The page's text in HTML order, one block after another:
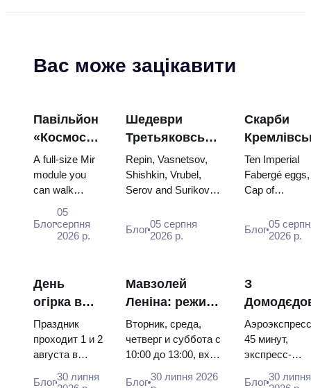
Вас може зацікавити
Павільйон
«Космос»
на ВДНГ:
всередині
найбільшої
космічної
виставки
A full-size Mir
module you
can walk
Energia–Buran
model,
capsules and
120 pieces of
flight...
Блог
05
серпня
2026 р.
Шедеври
Третьяковської
галереї:
картини,
заради яких
планувати
подорож
Repin, Vasnetsov,
Shishkin, Vrubel,
Serov and Surikov
stop people, where
they hang, and why
Блог 05 серпня
2026 р.
Скарби
зброї:
Фаберже,
трони та
вбрання
Ten Imperial
Fabergé
Cap of
double throne
two boy tsars
Catherine...
Блог05
2026 р.
День
огірка в
Суздалі
2026:
квитки,
дати та як
Праздник
проходит 1 и 2
августа в
деревянного
Блог30 липня
Мавзолей
Леніна: режим
роботи, вхід та
головна
плутанина з
Кремлем
Вторник, среда,
четверг и суббота с
10:00 до 13:00, вход
Почему источники
Блог 30 липня 2026
З
до центру
Москви:
автобус
45 минут,
экспресс-
рублей,
Блог30 липня